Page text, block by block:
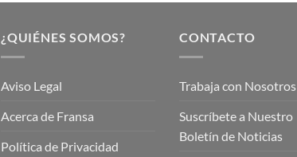
¿QUIÉNES SOMOS?
Aviso Legal
Acerca de Fransa
Política de Privacidad
CONTACTO
Trabaja con Nosotros
Suscríbete a Nuestro
Boletín de Noticias